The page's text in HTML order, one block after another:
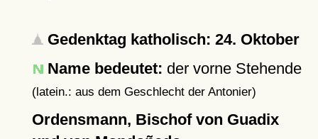
Gedenktag katholisch: 24. Oktober
Name bedeutet: der vorne Stehende
(latein.: aus dem Geschlecht der Antonier)
Ordensmann, Bischof von Guadix